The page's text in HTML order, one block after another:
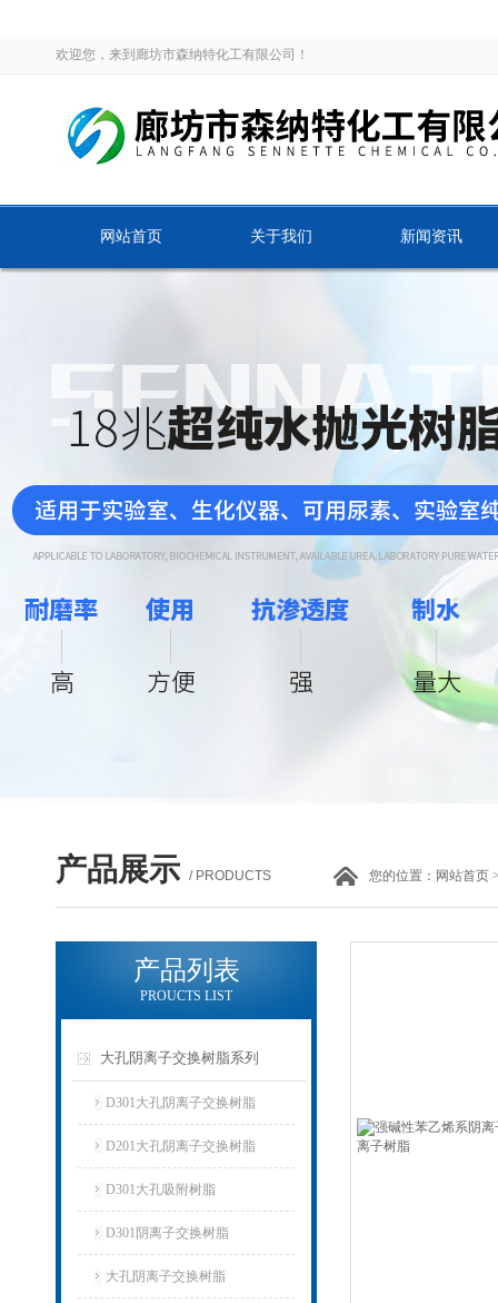
欢迎您，来到廊坊市森纳特化工有限公司！
网站首页 关于我们 新闻资讯
产品展示 / PRODUCTS 您的位置： 网站首页
产品列表
PROUCTS LIST
大孔阴离子交换树脂系列
D301大孔阴离子交换树脂
D201大孔阴离子交换树脂
D301大孔吸附树脂
D301阴离子交换树脂
大孔阴离子交换树脂